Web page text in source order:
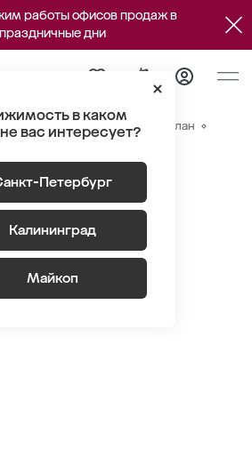
работы офисов продаж в
праздничные дни
в каком
вас интересует?
Петербург
Калининград
Майкоп
Генплан
2 Квартира №351
60.56 м